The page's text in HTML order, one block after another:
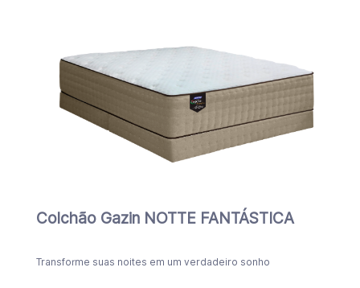
Colchão Gazin NOTTE FANTÁSTICA
Transforme suas noites em um verdadeiro sonho